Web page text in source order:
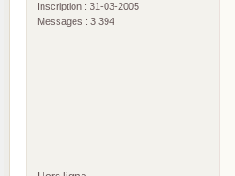
Inscription : 31-03-2005
Messages : 3 394